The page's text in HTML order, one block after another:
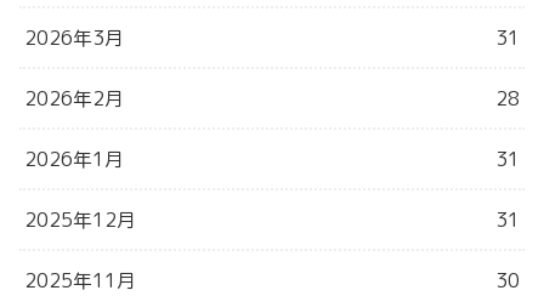
2026年3月 31
2026年2月 28
2026年1月 31
2025年12月 31
2025年11月 30